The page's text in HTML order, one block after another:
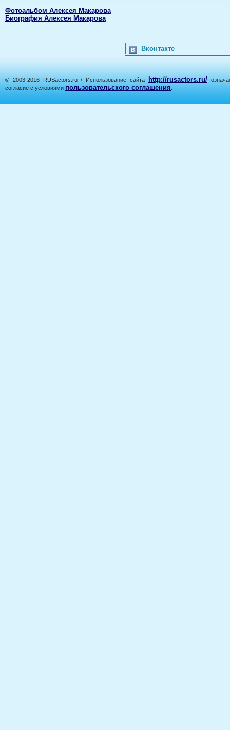
Фотоальбом Алексея Макарова
Биография Алексея Макарова
Вконтакте
© 2003-2016 RUSactors.ru / Использование сайта http://rusactors.ru/
согласие с условиями пользовательского соглашения